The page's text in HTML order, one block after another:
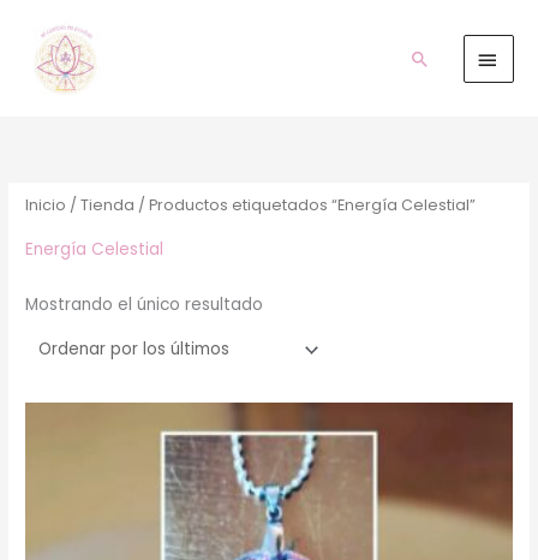
contenido
Buscar
Inicio /Tienda / Productos etiquetados “Energía Celestial”
Energía Celestial
Mostrando el único resultado